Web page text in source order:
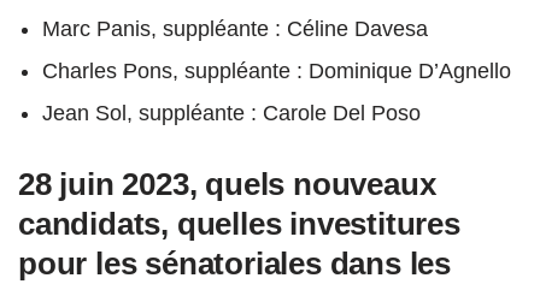
Marc Panis, suppléante : Céline Davesa
Charles Pons, suppléante : Dominique D’Agnello
Jean Sol, suppléante : Carole Del Poso
28 juin 2023, quels nouveaux
candidats, quelles investitures
pour les sénatoriales dans les